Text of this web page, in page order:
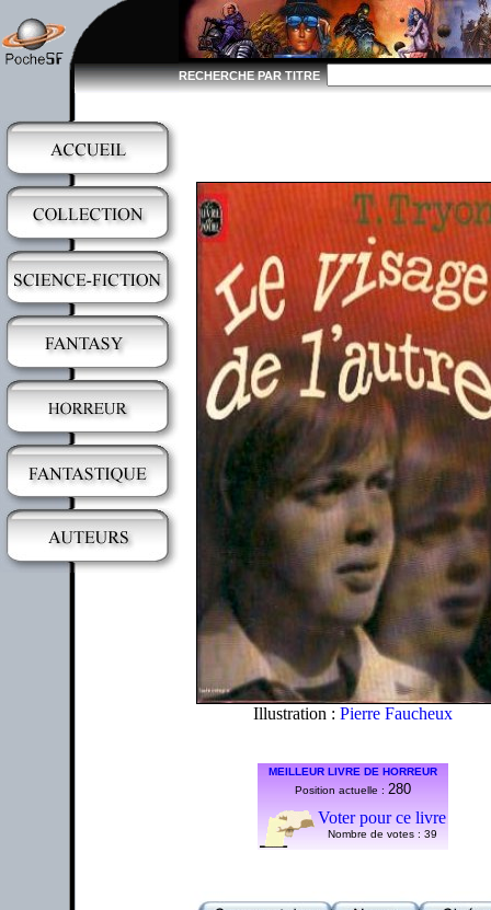
RECHERCHE PAR TITRE
Illustration : Pierre Faucheux
MEILLEUR LIVRE DE HORREUR
Position actuelle : 280
Voter pour ce livre
Nombre de votes : 39